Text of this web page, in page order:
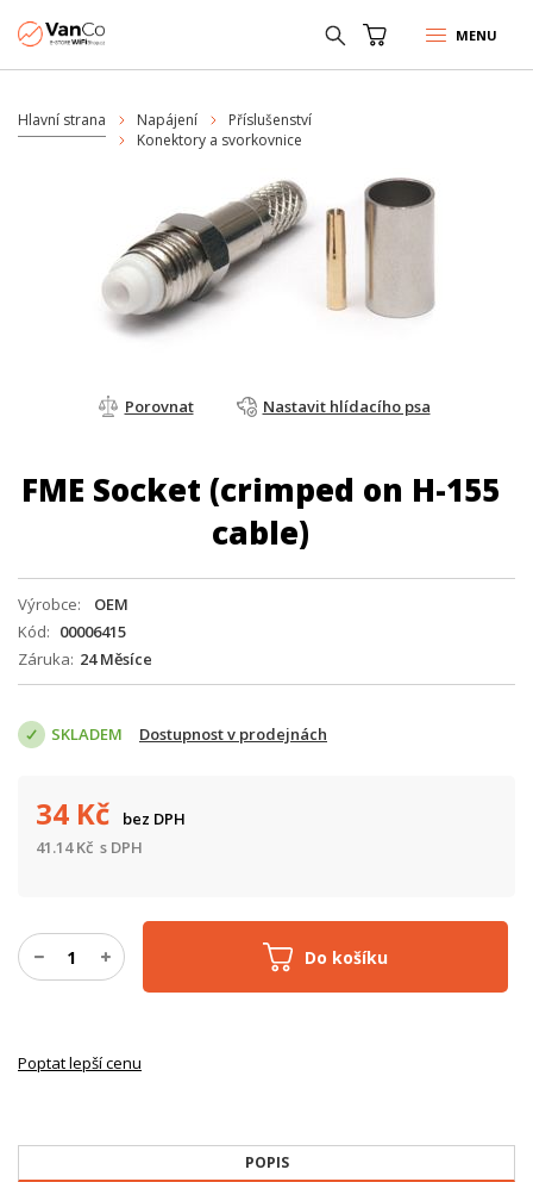
MENU
Hlavní strana Napájení
Příslušenství
Konektory a svorkovnice
Porovnat Nastavit hlídacího psa
FME Socket (crimped on H-155
cable)
Výrobce
OEM
Kód
00006415
Záruka 24 Měsíce
SKLADEM Dostupnost v prodejnách
Do košíku
34 Kč
bez DPH
41.14Kč s DPH
Poptat lepší cenu
POPIS